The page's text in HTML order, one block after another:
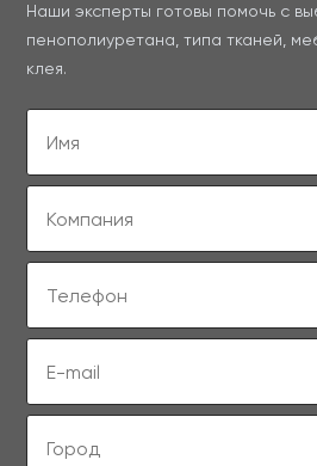
Наши эксперты готовы помочь с
пенополиуретана, типа тканей,
клея.